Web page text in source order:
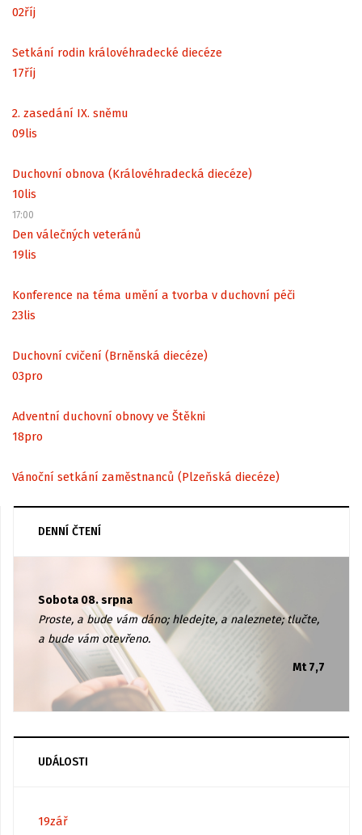
02říj
Setkání rodin královéhradecké diecéze
17říj
2. zasedání IX. sněmu
09lis
Duchovní obnova (Královéhradecká diecéze)
10lis
17:00
Den válečných veteránů
19lis
Konference na téma umění a tvorba v duchovní péči
23lis
Duchovní cvičení (Brněnská diecéze)
03pro
Adventní duchovní obnovy ve Štěkni
18pro
Vánoční setkání zaměstnanců (Plzeňská diecéze)
DENNÍ ČTENÍ
Sobota 08. srpna
Proste, a bude vám dáno; hledejte, a naleznete; tlučte,
a bude vám otevřeno.
Mt 7,7
UDÁLOSTI
19zář